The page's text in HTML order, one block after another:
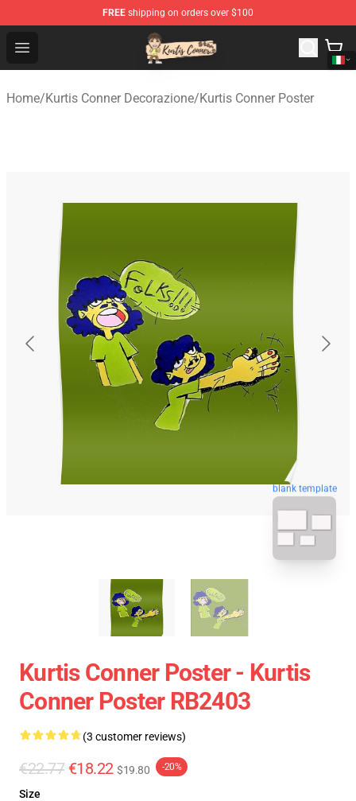
FREE shipping on orders over $100
Open menu
Kurtis Conner Store - Official Kurtis Conner Merchandise
Home/Kurtis Conner Decorazione/Kurtis Conner Poster
blank template
Kurtis Conner Poster - Kurtis
Conner Poster RB2403
(3 customer reviews)
€22.77 €18.22 $19.80 -20%
Size